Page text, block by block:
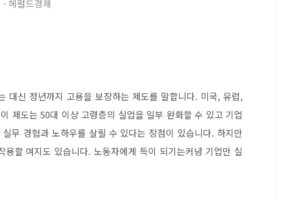
- 헤럴드경제
대신 정년까지 고용을 보장하는 제도를 말합니다. 미국, 유럽,
제도는 50대 이상 고령층의 실업을 일부 완화할 수 있고 기업
무 경험과 노하우를 살릴 수 있다는 장점이 있습니다. 하지만
할 여지도 있습니다. 노동자에게 득이 되기는커녕 기업만 실